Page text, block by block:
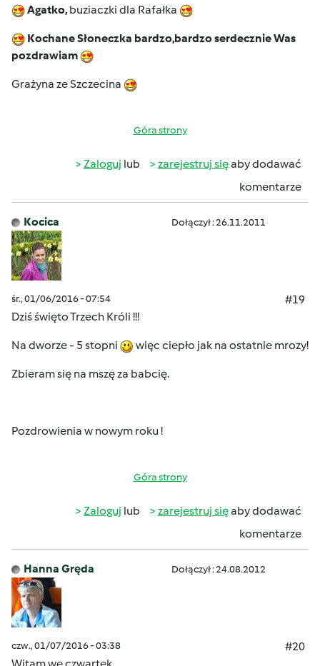
Agatko, buziaczki dla Rafałka
Kochane Słoneczka bardzo,bardzo serdecznie Was
pozdrawiam
Grażyna ze Szczecina
Góra strony
Zaloguj lub zarejestruj sięaby dodawać
komentarze
Kocica Dołączył : 26.11.2011
śr., 01/06/2016 - 07:54
#19
Dziś święto Trzech Króli !!!
Na dworze - 5 stopni więc ciepło jak na ostatnie mrozy!
Zbieram się na mszę za babcię.
Pozdrowienia w nowym roku !
Góra strony
Zaloguj lub zarejestruj sięaby dodawać
komentarze
Hanna Gręda Dołączył : 24.08.2012
czw., 01/07/2016 - 03:38
#20